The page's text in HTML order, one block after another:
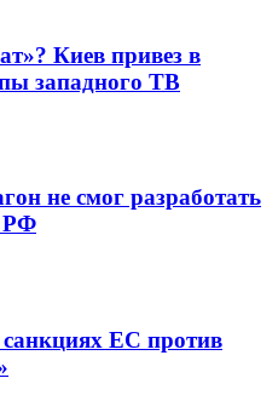
Киев привез в
западного ТВ
не смог разработать
РФ
ЕС против